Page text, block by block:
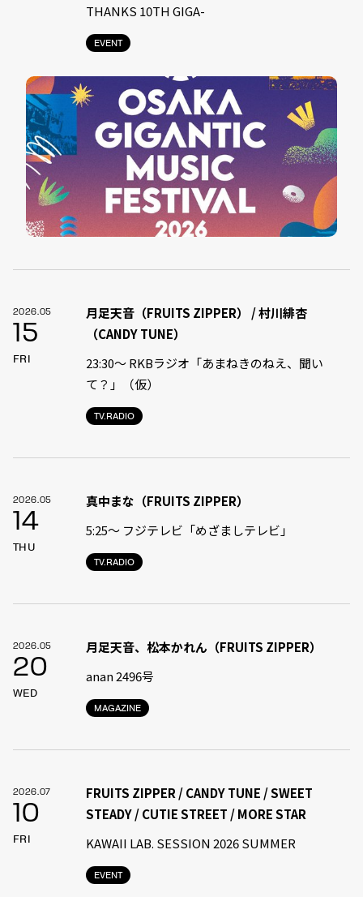
EVENT
THANKS 10TH GIGA-
2026.05
15
FRI
TV.RADIO
月足天音（FRUITS ZIPPER） / 村川緋杏
（CANDY TUNE）
23:30〜 RKBラジオ「あまねきのねえ、聞い
て？」（仮）
2026.05
14
THU
TV.RADIO
真中まな（FRUITS ZIPPER）
5:25〜 フジテレビ「めざましテレビ」
2026.05
20
WED
MAGAZINE
月足天音、松本かれん（FRUITS ZIPPER）
anan 2496号
2026.07
10
FRI
EVENT
FRUITS ZIPPER / CANDY TUNE / SWEET
STEADY / CUTIE STREET / MORE STAR
KAWAII LAB. SESSION 2026 SUMMER